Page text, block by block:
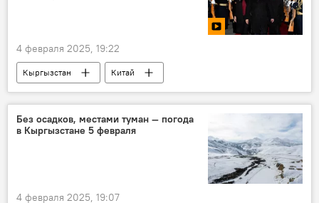
4 февраля 2025, 19:22
Кыргызстан
Китай
государственный визит
Садыр Жапаров
Без осадков, местами туман — погода
в Кыргызстане 5 февраля
4 февраля 2025, 19:07